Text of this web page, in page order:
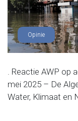
Opinie
. Reactie AWP op
mei 2025 – De
Water, Klimaat en